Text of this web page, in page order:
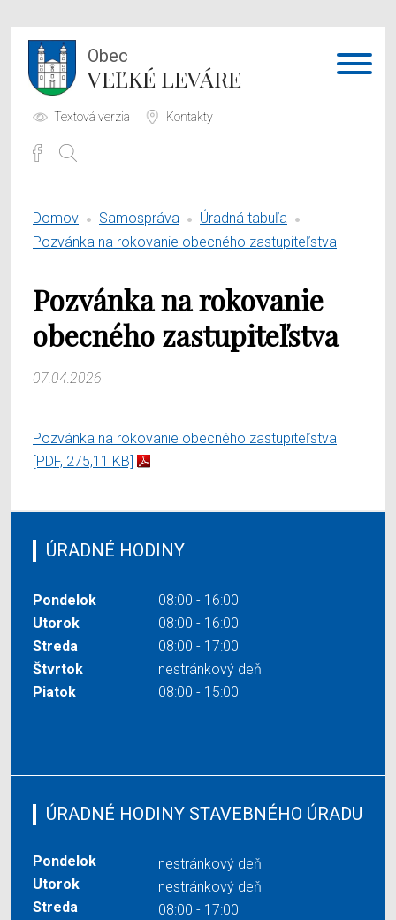
Obec
VEĽKÉ LEVÁRE
Textová verzia Kontakty
Samospráva
O obci
Domov Samospráva
Úradná tabuľa
Pozvánka na rokovanie obecného zastupiteľstva
Pozvánka na rokovanie
obecného zastupiteľstva
07.04.2026
Pozvánka na rokovanie obecného zastupiteľstva
[PDF, 275,11 KB]
ÚRADNÉ HODINY
Pondelok
08:00 - 16:00
Utorok
08:00 - 16:00
Streda
08:00 - 17:00
Štvrtok
nestránkový deň
Piatok
08:00 - 15:00
ÚRADNÉ HODINY STAVEBNÉHO ÚRADU
Pondelok
nestránkový deň
Utorok
nestránkový deň
Streda
08:00 - 17:00